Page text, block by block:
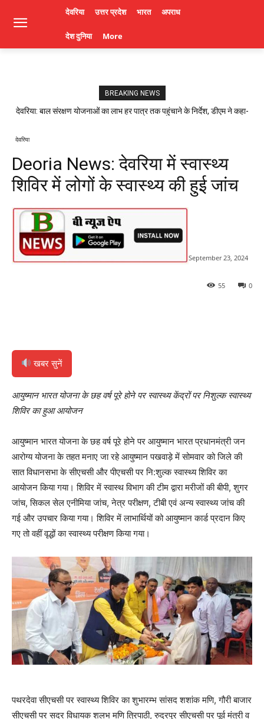
देवरिया उत्तर प्रदेश भारत अपराध
देश दुनिया More
BREAKING NEWS
देवरिया: बाल संरक्षण योजनाओं का लाभ हर पात्र तक पहुंचाने के निर्देश, डीएम ने कहा-
देवरिया
Deoria News: देवरिया में स्वास्थ्य
शिविर में लोगों के स्वास्थ्य की हुई जांच
September 23, 2024
0
55
खबर सुनें
आयुष्मान भारत योजना के छह वर्ष पूरे होने पर स्वास्थ्य केंद्रों पर निशुल्क स्वास्थ्य
शिविर का हुआ आयोजन
आयुष्मान भारत योजना के छह वर्ष पूरे होने पर आयुष्मान भारत प्रधानमंत्री जन
आरोग्य योजना के तहत मनाए जा रहे आयुष्मान पखवाड़े में सोमवार को जिले की
सात विधानसभा के सीएचसी और पीएचसी पर नि:शुल्क स्वास्थ्य शिविर का
आयोजन किया गया। शिविर में स्वास्थ विभाग की टीम द्वारा मरीजों की बीपी, शुगर
जांच, सिकल सेल एनीमिया जांच, नेत्र परीक्षण, टीबी एवं अन्य स्वास्थ्य जांच की
गई और उपचार किया गया। शिविर में लाभार्थियों को आयुष्मान कार्ड प्रदान किए
गए तो वहीं वृद्धों का स्वास्थ्य परीक्षण किया गया।
पथरदेवा सीएचसी पर स्वास्थ्य शिविर का शुभारम्भ सांसद शशांक मणि, गौरी बाजार
सीएचसी पर सदर विधायक शलभ मणि त्रिपाठी, रुद्रपुर सीएचसी पर पूर्व मंत्री व